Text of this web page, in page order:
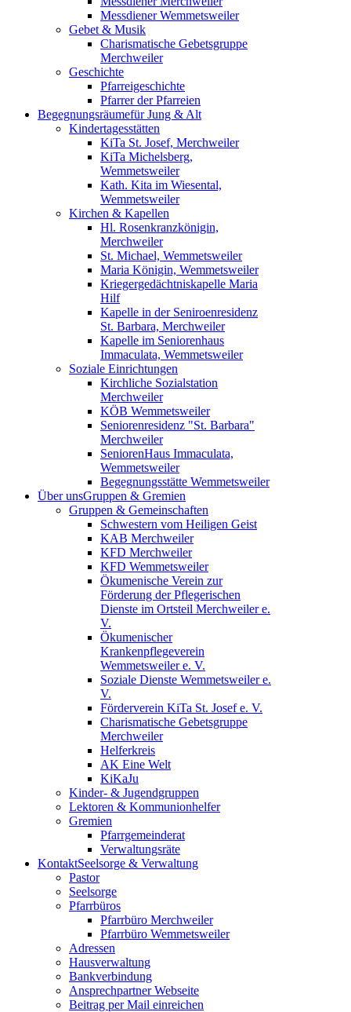
Messdiener Wemmetsweiler
Gebet & Musik
Charismatische Gebetsgruppe
Merchweiler
Geschichte
Pfarreigeschichte
Pfarrer der Pfarreien
Begegnungsräumefür Jung & Alt
Kindertagesstätten
KiTa St. Josef, Merchweiler
KiTa Michelsberg,
Wemmetsweiler
Kath. Kita im Wiesental,
Wemmetsweiler
Kirchen & Kapellen
Hl. Rosenkranzkönigin,
Merchweiler
St. Michael, Wemmetsweiler
Maria Königin, Wemmetsweiler
Kriegergedächtniskapelle Maria
Hilf
Kapelle in der Seniroenresidenz
St. Barbara, Merchweiler
Kapelle im Seniorenhaus
Immaculata, Wemmetsweiler
Soziale Einrichtungen
Kirchliche Sozialstation
Merchweiler
KÖB Wemmetsweiler
Seniorenresidenz "St. Barbara"
Merchweiler
SeniorenHaus Immaculata,
Wemmetsweiler
Begegnungsstätte Wemmetsweiler
Über unsGruppen & Gremien
Gruppen & Gemeinschaften
Schwestern vom Heiligen Geist
KAB Merchweiler
KFD Merchweiler
KFD Wemmetsweiler
Ökumenische Verein zur
Förderung der Pflegerischen
Dienste im Ortsteil Merchweiler e.
V.
Ökumenischer
Krankenpflegeverein
Wemmetsweiler e. V.
Soziale Dienste Wemmetsweiler e.
V.
Förderverein KiTa St. Josef e. V.
Charismatische Gebetsgruppe
Merchweiler
Helferkreis
AK Eine Welt
KiKaJu
Kinder- & Jugendgruppen
Lektoren & Kommunionhelfer
Gremien
Pfarrgemeinderat
Verwaltungsräte
KontaktSeelsorge & Verwaltung
Pastor
Seelsorge
Pfarrbüros
Pfarrbüro Merchweiler
Pfarrbüro Wemmetsweiler
Adressen
Hausverwaltung
Bankverbindung
Ansprechpartner Webseite
Beitrag per Mail einreichen